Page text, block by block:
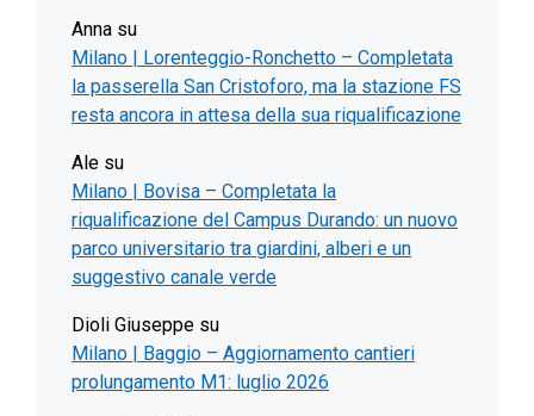
Anna su
Milano | Lorenteggio-Ronchetto – Completata
la passerella San Cristoforo, ma la stazione FS
resta ancora in attesa della sua riqualificazione
Ale su
Milano | Bovisa – Completata la
riqualificazione del Campus Durando: un nuovo
parco universitario tra giardini, alberi e un
suggestivo canale verde
Dioli Giuseppe su
Milano | Baggio – Aggiornamento cantieri
prolungamento M1: luglio 2026